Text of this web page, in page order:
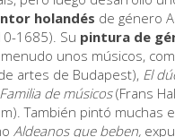
del Bargello
Galería de la Academia
Galería Palatina
Capillas de los Medici
holandés de género
1685). Su pintura de
unos músicos,
artes de Budapest), El
Familia de músicos(Frans
También pintó muchas
Aldeanos que beben,